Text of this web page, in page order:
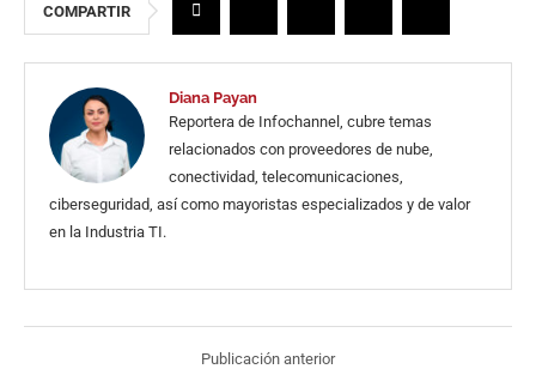
COMPARTIR
Diana Payan
Reportera de Infochannel, cubre temas
relacionados con proveedores de nube,
conectividad, telecomunicaciones,
ciberseguridad, así como mayoristas especializados y de valor
en la Industria TI.
Publicación anterior